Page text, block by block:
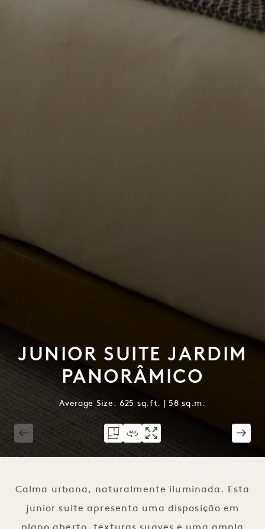
JUNIOR SUITE JARDIM
PANORÂMICO
Average Size: 625 sq.ft. | 58 sq.m.
Calma urbana, naturalmente iluminada. Esta
junior suite apresenta uma disposição em